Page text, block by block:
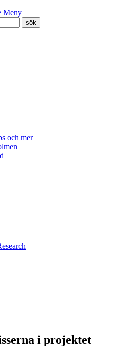
Meny
och mer
i projektet